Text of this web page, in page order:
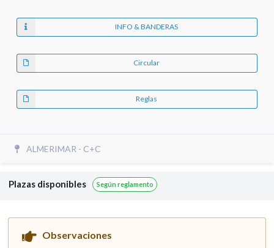
INFO & BANDERAS
Circular
Reglas
ALMERIMAR - C+C
Plazas disponibles Según reglamento
Observaciones